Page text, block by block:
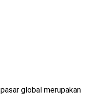
global merupakan